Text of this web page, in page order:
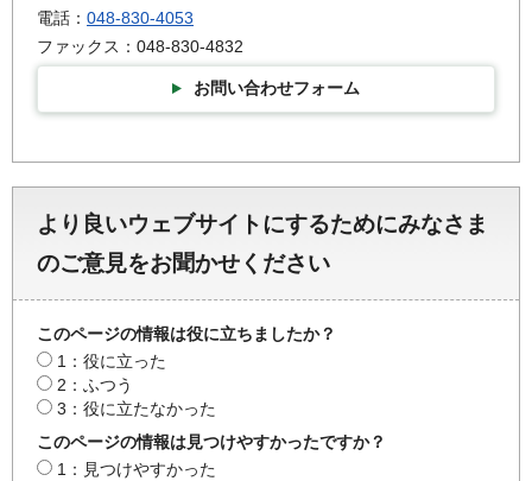
電話： 048-830-4053
ファックス：048-830-4832
お問い合わせフォーム
より良いウェブサイトにするためにみなさま
のご意見をお聞かせください
このページの情報は役に立ちましたか？
1：役に立った
2：ふつう
3：役に立たなかった
このページの情報は見つけやすかったですか？
1：見つけやすかった